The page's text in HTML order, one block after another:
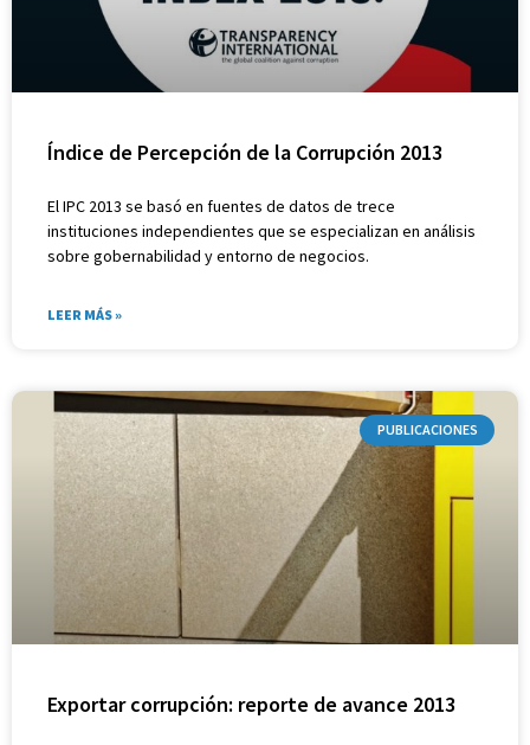
Índice de Percepción de la Corrupción 2013
El IPC 2013 se basó en fuentes de datos de trece
instituciones independientes que se especializan en análisis
sobre gobernabilidad y entorno de negocios.
LEER MÁS »
PUBLICACIONES
Exportar corrupción: reporte de avance 2013